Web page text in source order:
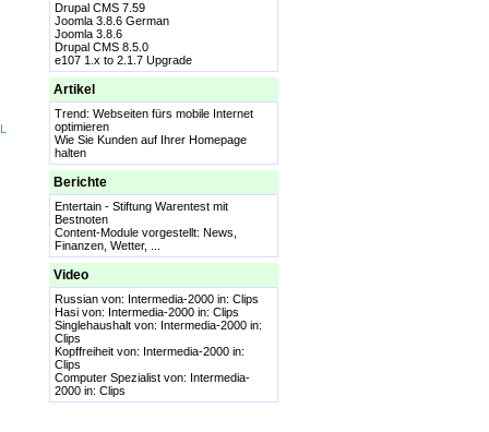
Drupal CMS 7.59
Joomla 3.8.6 German
Joomla 3.8.6
Drupal CMS 8.5.0
e107 1.x to 2.1.7 Upgrade
Artikel
Trend: Webseiten fürs mobile Internet
optimieren
Wie Sie Kunden auf Ihrer Homepage
halten
Berichte
Entertain - Stiftung Warentest mit
Bestnoten
Content-Module vorgestellt: News,
Finanzen, Wetter, ...
Video
Russian von: Intermedia-2000 in: Clips
Hasi von: Intermedia-2000 in: Clips
Singlehaushalt von: Intermedia-2000 in:
Clips
Kopffreiheit von: Intermedia-2000 in:
Clips
Computer Spezialist von: Intermedia-
2000 in: Clips